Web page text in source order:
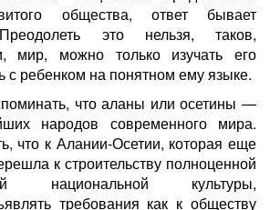
общества, ответ бывает
это нельзя, таков,
мир, можно только изучать его
с ребенком на понятном ему языке.
что аланы или осетины —
народов современного мира.
что к Алании-Осетии, которая еще
к строительству полноценной
национальной культуры,
требования как к обществу